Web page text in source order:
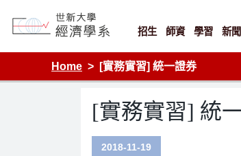
content
Department of Economics, Shih Hsin University
招生 師資 學習 新
Home [實務實習] 統一證券
[實務實習] 統
2018-11-19